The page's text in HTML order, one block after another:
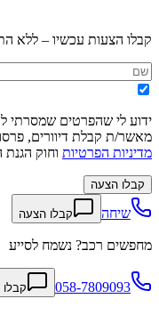
קבלו הצעות עכשיו – ללא
ידוע לי שהפרטים שמסרתי
מאשר/ת קבלת דיוורים,
מדיניות הפרטיות וחוק הגנת
קבלו הצעה
שיחה קבלו הצעה
מחפשים רכב? נשמח לסייע
058-7809093